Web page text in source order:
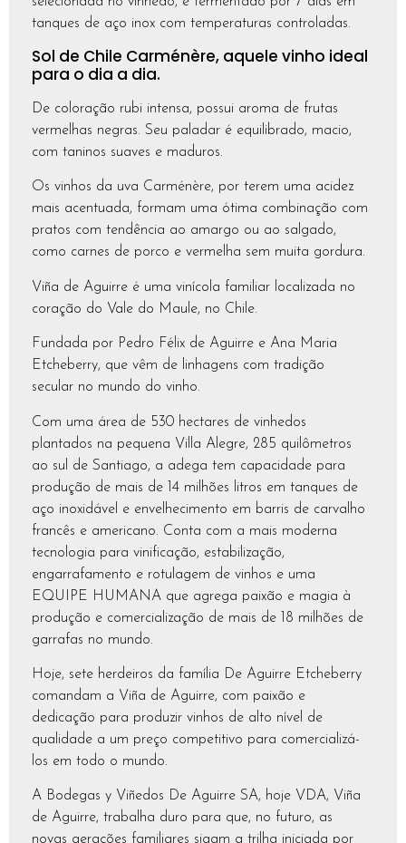
tanques de aço inox com temperaturas controladas.
Sol de Chile Carménère, aquele vinho ideal
para o dia a dia.
De coloração rubi intensa, possui aroma de frutas
vermelhas negras. Seu paladar é equilibrado, macio,
com taninos suaves e maduros.
Os vinhos da uva Carménère, por terem uma acidez
mais acentuada, formam uma ótima combinação com
pratos com tendência ao amargo ou ao salgado,
como carnes de porco e vermelha sem muita gordura.
Viña de Aguirre é uma vinícola familiar localizada no
coração do Vale do Maule, no Chile.
Fundada por Pedro Félix de Aguirre e Ana Maria
Etcheberry, que vêm de linhagens com tradição
secular no mundo do vinho.
Com uma área de 530 hectares de vinhedos
plantados na pequena Villa Alegre, 285 quilômetros
ao sul de Santiago, a adega tem capacidade para
produção de mais de 14 milhões litros em tanques de
aço inoxidável e envelhecimento em barris de carvalho
francês e americano. Conta com a mais moderna
tecnologia para vinificação, estabilização,
engarrafamento e rotulagem de vinhos e uma
EQUIPE HUMANA que agrega paixão e magia à
produção e comercialização de mais de 18 milhões de
garrafas no mundo.
Hoje, sete herdeiros da família De Aguirre Etcheberry
comandam a Viña de Aguirre, com paixão e
dedicação para produzir vinhos de alto nível de
qualidade a um preço competitivo para comercializá-
los em todo o mundo.
A Bodegas y Viñedos De Aguirre SA, hoje VDA, Viña
de Aguirre, trabalha duro para que, no futuro, as
novas gerações familiares sigam a trilha iniciada por